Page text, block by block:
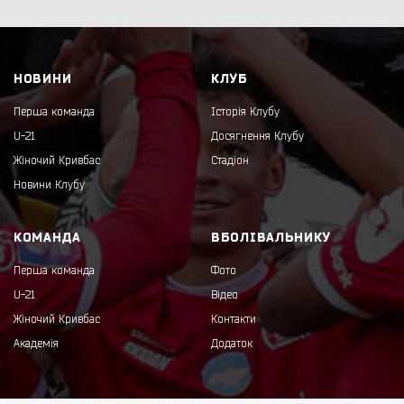
НОВИНИ
Перша команда
U-21
Жіночий Кривбас
Новини Клубу
КЛУБ
Історія Клубу
Досягнення Клубу
Стадіон
КОМАНДА
Перша команда
U-21
Жіночий Кривбас
Академія
ВБОЛІВАЛЬНИКУ
Фото
Відео
Контакти
Додаток